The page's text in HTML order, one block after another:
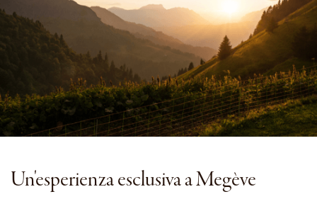
Un'esperienza esclusiva a Megève